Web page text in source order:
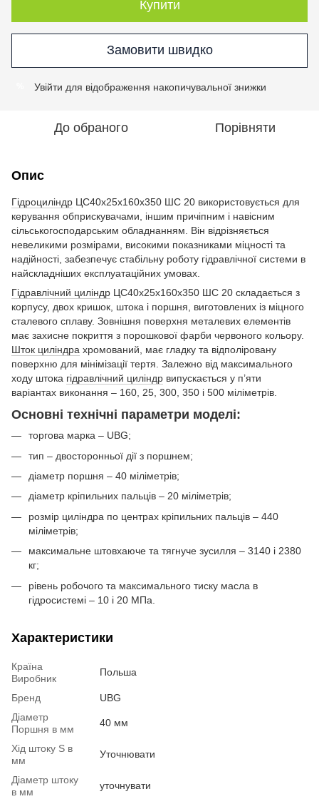
Купити
Замовити швидко
Увійти для відображення накопичувальної знижки
До обраного Порівняти
Опис
Гідроциліндр ЦС40х25х160х350 ШС 20 використовується для
керування обприскувачами, іншим причіпним і навісним
сільськогосподарським обладнанням. Він відрізняється
невеликими розмірами, високими показниками міцності та
надійності, забезпечує стабільну роботу гідравлічної системи в
найскладніших експлуатаційних умовах.
Гідравлічний циліндр ЦС40х25х160х350 ШС 20 складається з
корпусу, двох кришок, штока і поршня, виготовлених із міцного
сталевого сплаву. Зовнішня поверхня металевих елементів
має захисне покриття з порошкової фарби червоного кольору.
Шток циліндра хромований, має гладку та відполіровану
поверхню для мінімізації тертя. Залежно від максимального
ходу штока гідравлічний циліндр випускається у п’яти
варіантах виконання – 160, 25, 300, 350 і 500 міліметрів.
Основні технічні параметри моделі:
торгова марка – UBG;
тип – двосторонньої дії з поршнем;
діаметр поршня – 40 міліметрів;
діаметр кріпильних пальців – 20 міліметрів;
розмір циліндра по центрах кріпильних пальців – 440
міліметрів;
максимальне штовхаюче та тягнуче зусилля – 3140 і 2380
кг;
рівень робочого та максимального тиску масла в
гідросистемі – 10 і 20 МПа.
Характеристики
Країна
Виробник
Польша
Бренд
UBG
Діаметр
Поршня в мм
40 мм
Хід штоку S в
мм
Уточнювати
Діаметр штоку
в мм
уточнувати